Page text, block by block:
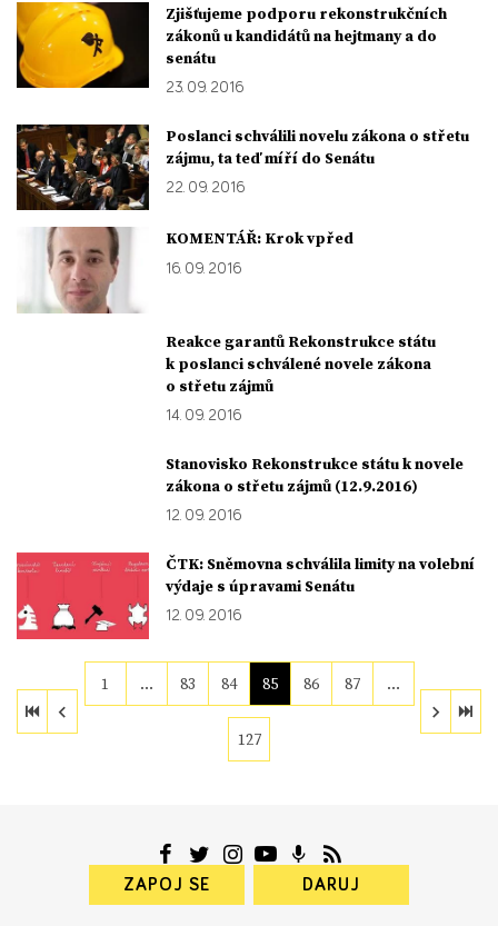
Zjišťujeme podporu rekonstrukčních
zákonů u kandidátů na hejtmany a do
senátu
23. 09. 2016
Poslanci schválili novelu zákona o střetu
zájmu, ta teď míří do Senátu
22. 09. 2016
KOMENTÁŘ: Krok vpřed
16. 09. 2016
Reakce garantů Rekonstrukce státu
k poslanci schválené novele zákona
o střetu zájmů
14. 09. 2016
Stanovisko Rekonstrukce státu k novele
zákona o střetu zájmů (12.9.2016)
12. 09. 2016
ČTK: Sněmovna schválila limity na volební
výdaje s úpravami Senátu
12. 09. 2016
1 … 83 84 85 86 87 …
127
ZAPOJ SE DARUJ